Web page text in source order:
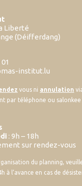
Liberté
(Déifferdang)
institut.lu
vous ni annulation
par téléphone ou salonkee
: 9h – 18h
sur rendez-vous
du planning,
à l’avance en cas de